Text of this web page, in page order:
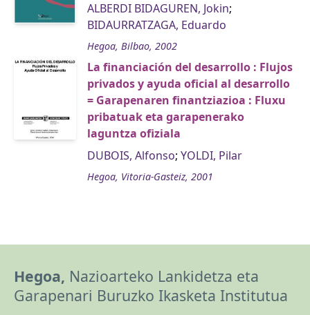
ALBERDI BIDAGUREN, Jokin;
BIDAURRATZAGA, Eduardo
Hegoa, Bilbao, 2002
La financiación del desarrollo : Flujos
privados y ayuda oficial al desarrollo
= Garapenaren finantziazioa : Fluxu
pribatuak eta garapenerako
laguntza ofiziala
DUBOIS, Alfonso; YOLDI, Pilar
Hegoa, Vitoria-Gasteiz, 2001
Hegoa, Nazioarteko Lankidetza eta
Garapenari Buruzko Ikasketa Institutua